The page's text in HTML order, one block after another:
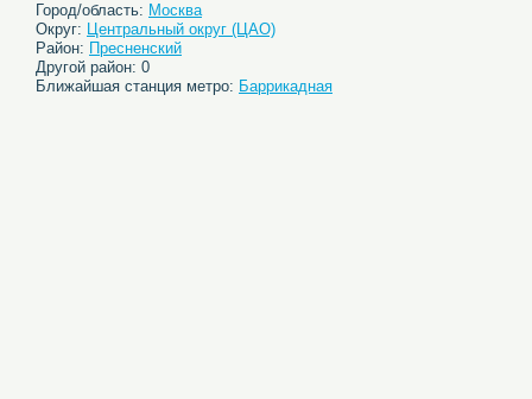
Город/область: Москва
Округ: Центральный округ (ЦАО)
Район: Пресненский
Другой район: 0
Ближайшая станция метро: Баррикадная